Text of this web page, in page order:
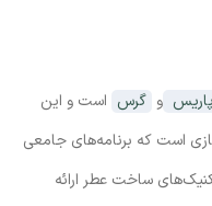
پاریس و گرس است و این
است که برنامه‌های جامعی
ساخت عطر ارائه